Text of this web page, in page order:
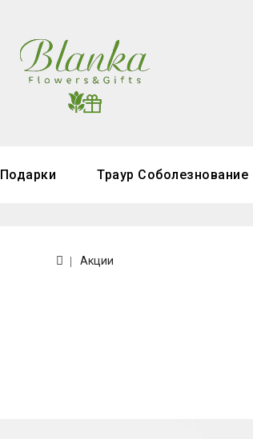
Подарки Траур Соболезнование
Акции